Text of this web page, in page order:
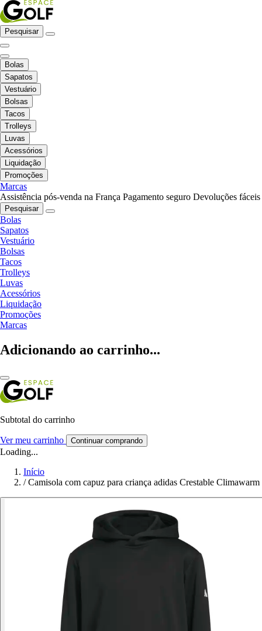
Pesquisar
Bolas
Sapatos
Vestuário
Bolsas
Tacos
Trolleys
Luvas
Acessórios
Liquidação
Promoções
Marcas
Assistência pós-venda na França Pagamento seguro Devoluções fáceis
Pesquisar
Bolas
Sapatos
Vestuário
Bolsas
Tacos
Trolleys
Luvas
Acessórios
Liquidação
Promoções
Marcas
Adicionando ao carrinho...
Subtotal do carrinho
Ver meu carrinho Continuar comprando
Loading...
Início
/ Camisola com capuz para criança adidas Crestable Climawarm